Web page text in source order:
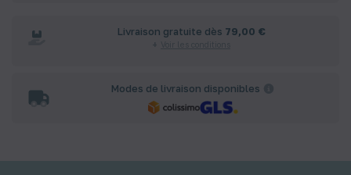
Livraison gratuite dès 79,00 €
Modes de livraison disponibles